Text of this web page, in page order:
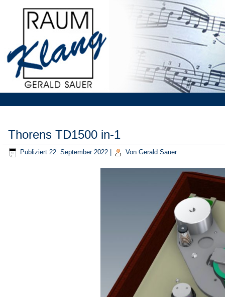
Thorens TD1500 in-1
Publiziert 22. September 2022 Von Gerald Sauer